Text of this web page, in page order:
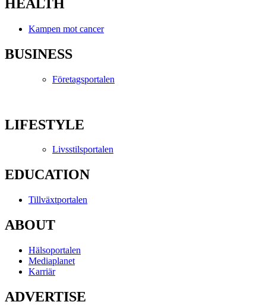
HEALTH
Kampen mot cancer
BUSINESS
Företagsportalen
LIFESTYLE
Livsstilsportalen
EDUCATION
Tillväxtportalen
ABOUT
Hälsoportalen
Mediaplanet
Karriär
ADVERTISE